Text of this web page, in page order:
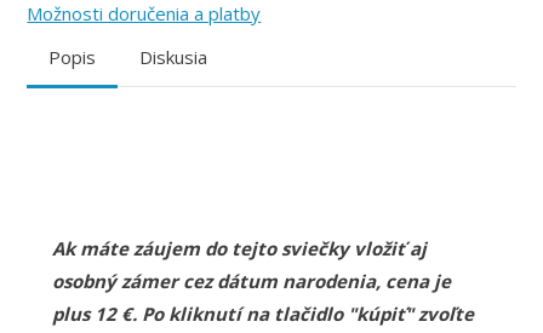
Možnosti doručenia a platby
Popis
Diskusia
Ak máte záujem do tejto sviečky vložiť aj
osobný zámer cez dátum narodenia, cena je
plus 12 €. Po kliknutí na tlačidlo "kúpiť" zvoľte